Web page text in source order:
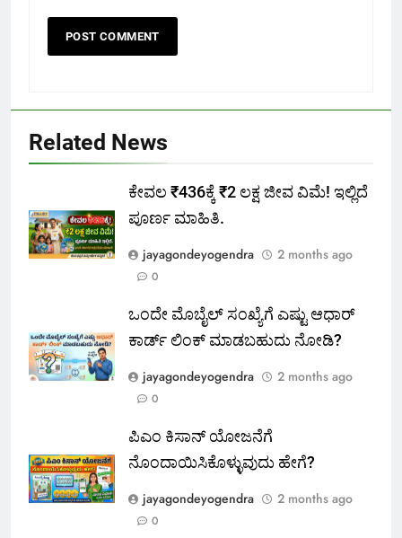
Related News
ಕೇವಲ ₹436ಕ್ಕೆ ₹2 ಲಕ್ಷ ಜೀವ ವಿಮೆ! ಇಲ್ಲಿದೆ
ಪೂರ್ಣ ಮಾಹಿತಿ.
jayagondeyogendra
2 months ago
0
ಒಂದೇ ಮೊಬೈಲ್ ಸಂಖ್ಯೆಗೆ ಎಷ್ಟು ಆಧಾರ್
ಕಾರ್ಡ್ ಲಿಂಕ್ ಮಾಡಬಹುದು ನೋಡಿ?
jayagondeyogendra
2 months ago
0
ಪಿಎಂ ಕಿಸಾನ್ ಯೋಜನೆಗೆ
ನೊಂದಾಯಿಸಿಕೊಳ್ಳುವುದು ಹೇಗೆ?
jayagondeyogendra
2 months ago
0